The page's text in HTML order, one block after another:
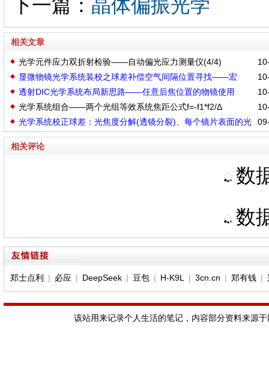
下一篇： 晶体偏振光学
相关文章
光学元件应力双折射检验——自动偏光应力测量仪(4/4)
显微物镜光学系统装校之球差补偿空气间隔位置寻找——宏
透射DIC光学系统布局新思路——任意后焦位置的物镜使用
光学系统组合——两个光组等效系统焦距公式f=-f1*f2/Δ
光学系统校正球差：光焦度分解(透镜分裂)、每个镜片表面的光
角度分配平衡(RAID)
相关评论
数
数
郑士点利 | 必应 | DeepSeek| 豆包| H-K9L | 3cn.cn | 郑有钱|
该站用来记录个人生活的笔记，内容部分资料来源